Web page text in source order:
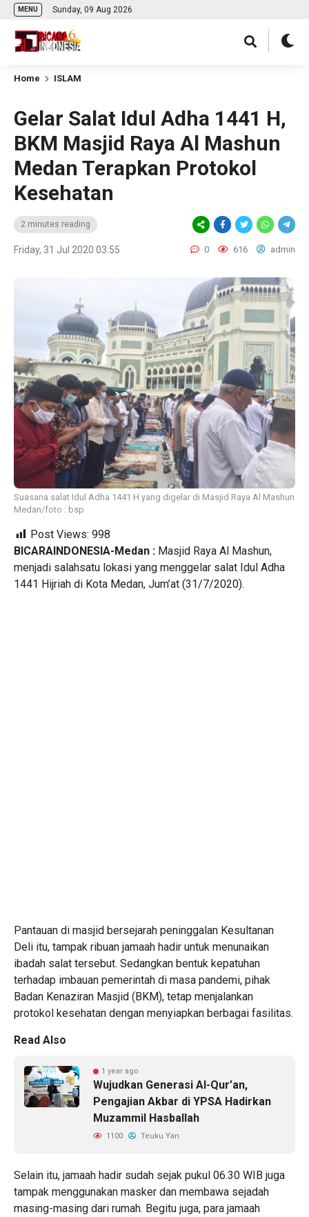
MENU Sunday, 09 Aug 2026
Home ISLAM
Gelar Salat Idul Adha 1441 H,
BKM Masjid Raya Al Mashun
Medan Terapkan Protokol
Kesehatan
2 minutes reading
Friday, 31 Jul 2020 03:55 0 616 admin
Suasana salat Idul Adha 1441 H yang digelar di Masjid Raya Al Mashun
Medan/foto : bsp
Post Views: 998
BICARAINDONESIA-Medan : Masjid Raya Al Mashun,
menjadi salahsatu lokasi yang menggelar salat Idul Adha
1441 Hijriah di Kota Medan, Jum’at (31/7/2020).
Pantauan di masjid bersejarah peninggalan Kesultanan
Deli itu, tampak ribuan jamaah hadir untuk menunaikan
ibadah salat tersebut. Sedangkan bentuk kepatuhan
terhadap imbauan pemerintah di masa pandemi, pihak
Badan Kenaziran Masjid (BKM), tetap menjalankan
protokol kesehatan dengan menyiapkan berbagai fasilitas.
Read Also
1 year ago
Wujudkan Generasi Al-Qur’an,
Pengajian Akbar di YPSA Hadirkan
Muzammil Hasballah
1100 Teuku Yan
Selain itu, jamaah hadir sudah sejak pukul 06.30 WIB juga
tampak menggunakan masker dan membawa sejadah
masing-masing dari rumah.‎ Begitu juga, para jamaah